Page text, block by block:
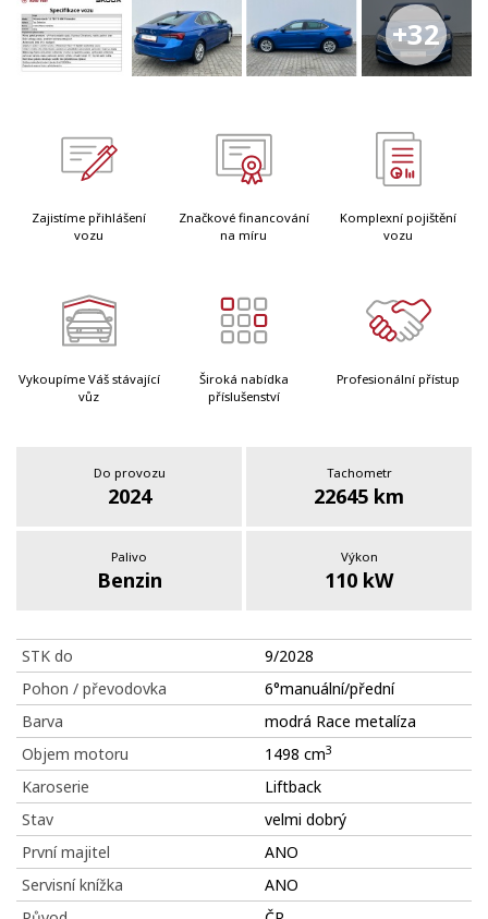
+32
Zajistíme přihlášení
vozu
Značkové financování
na míru
Komplexní pojištění
vozu
Vykoupíme Váš stávající
vůz
Široká nabídka
příslušenství
Profesionální přístup
Do provozu
2024
Tachometr
22645 km
Palivo
Benzin
Výkon
110 kW
STK do
9/2028
Pohon / převodovka
6°manuální/přední
Barva
modrá Race metalíza
Objem motoru
1498 cm3
Karoserie
Liftback
Stav
velmi dobrý
První majitel
ANO
Servisní knížka
ANO